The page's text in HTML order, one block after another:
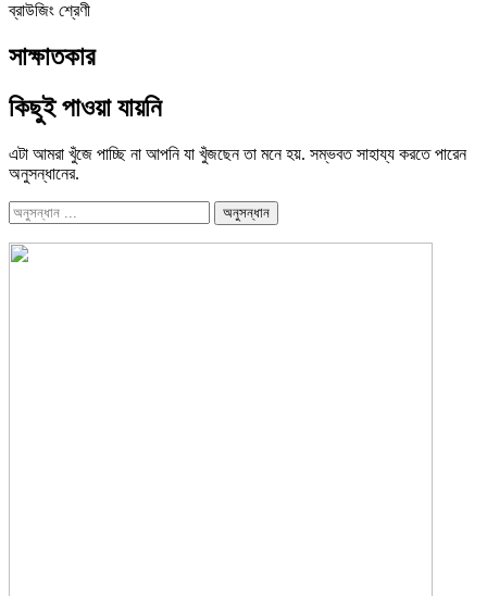
ব্রাউজিং শ্রেণী
সাক্ষাতকার
কিছুই পাওয়া যায়নি
এটা আমরা খুঁজে পাচ্ছি না আপনি যা খুঁজছেন তা মনে হয়. সম্ভবত সাহায্য করতে পারেন
অনুসন্ধানের.